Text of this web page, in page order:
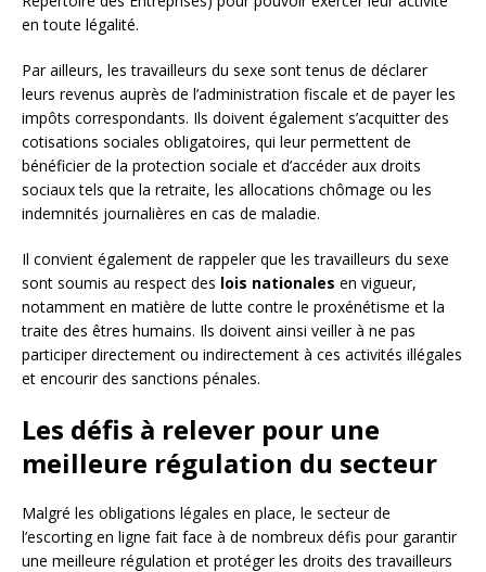
en toute légalité.
Par ailleurs, les travailleurs du sexe sont tenus de déclarer
leurs revenus auprès de l’administration fiscale et de payer les
impôts correspondants. Ils doivent également s’acquitter des
cotisations sociales obligatoires, qui leur permettent de
bénéficier de la protection sociale et d’accéder aux droits
sociaux tels que la retraite, les allocations chômage ou les
indemnités journalières en cas de maladie.
Il convient également de rappeler que les travailleurs du sexe
sont soumis au respect des lois nationales en vigueur,
notamment en matière de lutte contre le proxénétisme et la
traite des êtres humains. Ils doivent ainsi veiller à ne pas
participer directement ou indirectement à ces activités illégales
et encourir des sanctions pénales.
Les défis à relever pour une
meilleure régulation du secteur
Malgré les obligations légales en place, le secteur de
l’escorting en ligne fait face à de nombreux défis pour garantir
une meilleure régulation et protéger les droits des travailleurs